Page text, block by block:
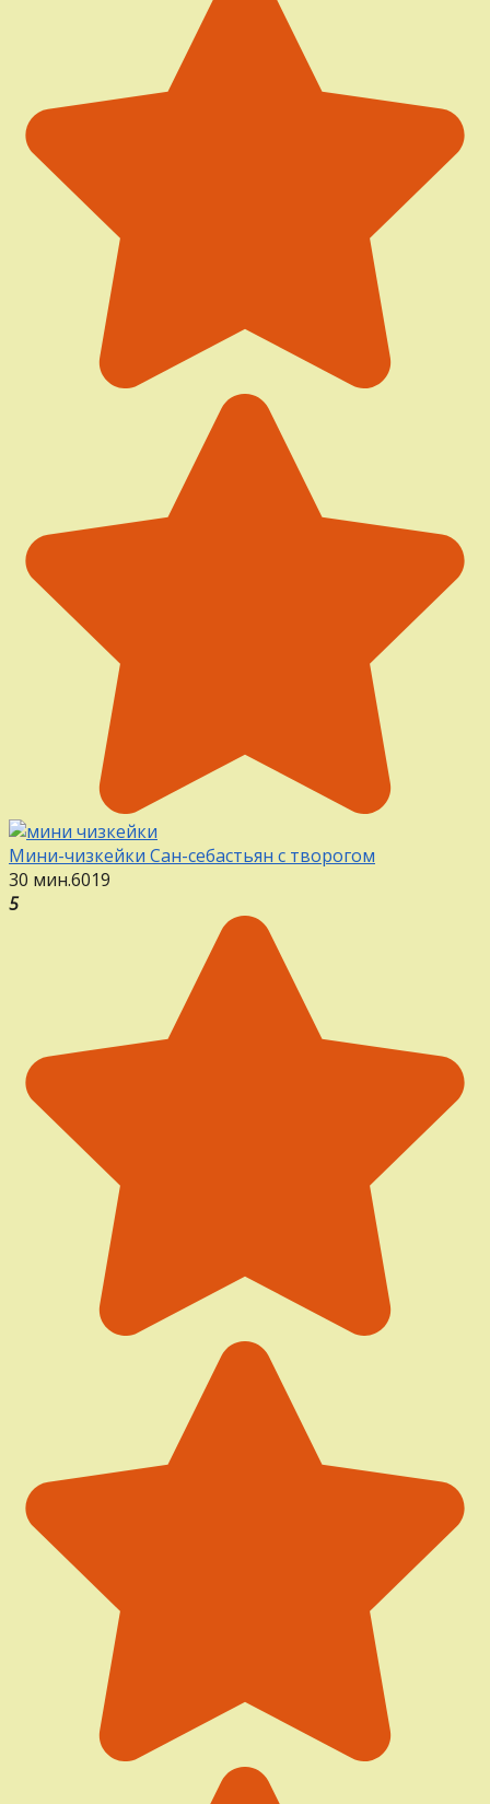
Мини-чизкейки Сан-себастьян с творогом
30 мин.6019
5